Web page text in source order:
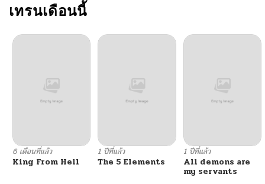
ตอนที่ 97
ตอนที่ 96
ตอนที่ 94 10/06/2024
ตอนที่ 93
ตอนที่ 92 10/06/2024
เทรนเดือนนี้
6 เดือนที่แล้ว
King From Hell
1 ปีที่แล้ว
The 5 Elements
1 ปีที่แล้ว
All demons are
my servants